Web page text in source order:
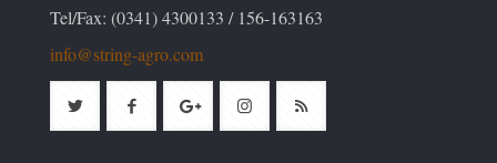
Tel/Fax: (0341) 4300133 / 156-163163
info@string-agro.com